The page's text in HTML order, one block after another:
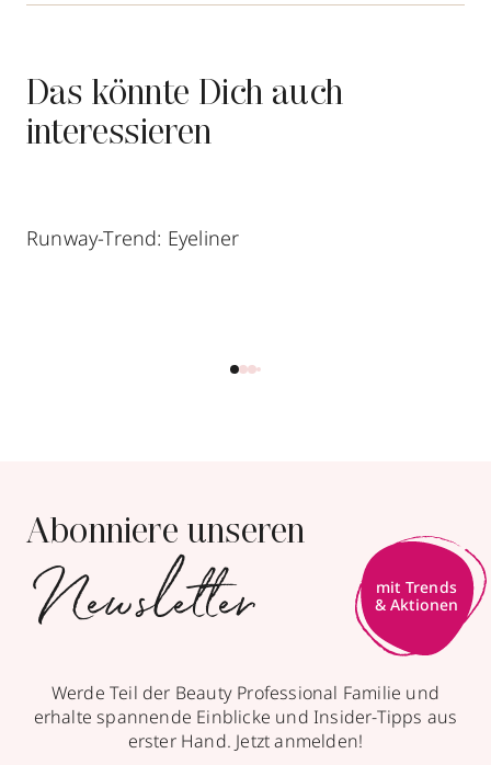
Das könnte Dich auch
interessieren
Runway-Trend: Eyeliner
Abonniere unseren
Newsletter
Werde Teil der Beauty Professional Familie und
erhalte spannende Einblicke und Insider-Tipps aus
erster Hand. Jetzt anmelden!